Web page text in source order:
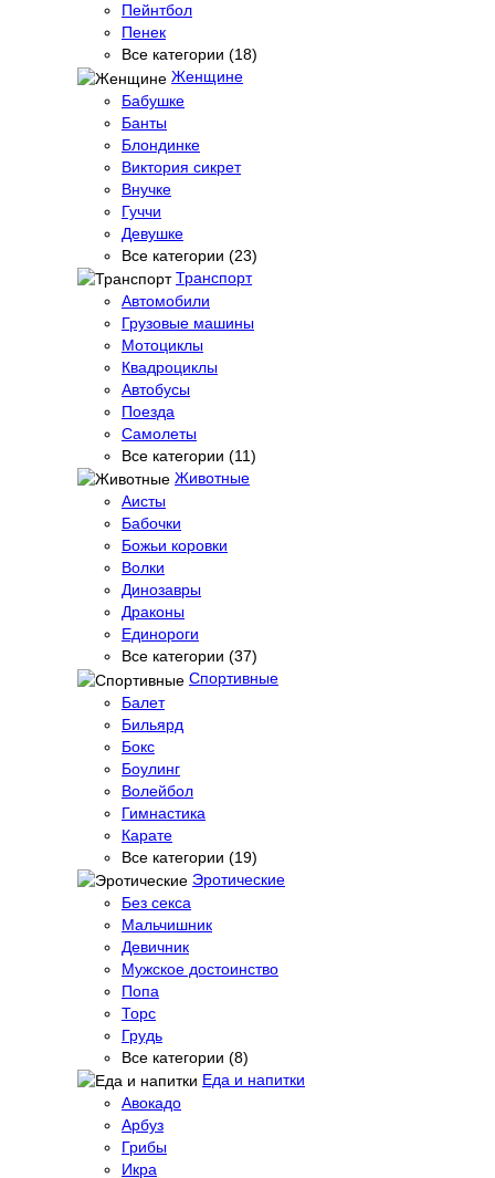
Пейнтбол
Пенек
Все категории (18)
Женщине
Бабушке
Банты
Блондинке
Виктория сикрет
Внучке
Гуччи
Девушке
Все категории (23)
Транспорт
Автомобили
Грузовые машины
Мотоциклы
Квадроциклы
Автобусы
Поезда
Самолеты
Все категории (11)
Животные
Аисты
Бабочки
Божьи коровки
Волки
Динозавры
Драконы
Единороги
Все категории (37)
Спортивные
Балет
Бильярд
Бокс
Боулинг
Волейбол
Гимнастика
Карате
Все категории (19)
Эротические
Без секса
Мальчишник
Девичник
Мужское достоинство
Попа
Торс
Грудь
Все категории (8)
Еда и напитки
Авокадо
Арбуз
Грибы
Икра